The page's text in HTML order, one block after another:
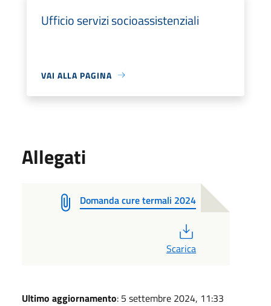
Ufficio servizi socioassistenziali
VAI ALLA PAGINA
Allegati
Domanda cure termali 2024
Scarica
Ultimo aggiornamento: 5 settembre 2024, 11:33